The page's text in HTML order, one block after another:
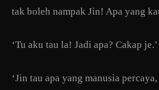
tak boleh nampak Jin! Apa yang
‘Tu aku tau la! Jadi apa? Cakap je.’
‘Jin tau apa yang manusia